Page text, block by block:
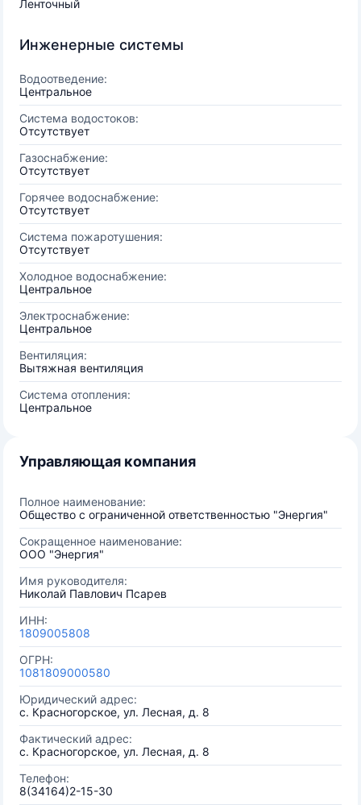
Ленточный
Инженерные системы
Водоотведение:
Центральное
Система водостоков:
Отсутствует
Газоснабжение:
Отсутствует
Горячее водоснабжение:
Отсутствует
Система пожаротушения:
Отсутствует
Холодное водоснабжение:
Центральное
Электроснабжение:
Центральное
Вентиляция:
Вытяжная вентиляция
Система отопления:
Центральное
Управляющая компания
Полное наименование:
Общество с ограниченной ответственностью "Энергия"
Сокращенное наименование:
ООО "Энергия"
Имя руководителя:
Николай Павлович Псарев
ИНН:
1809005808
ОГРН:
1081809000580
Юридический адрес:
с. Красногорское, ул. Лесная, д. 8
Фактический адрес:
с. Красногорское, ул. Лесная, д. 8
Телефон:
8(34164)2-15-30